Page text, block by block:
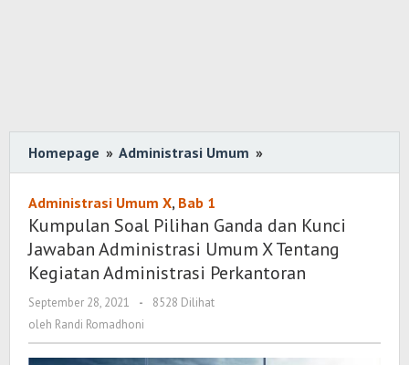
Homepage » Administrasi Umum »
Soal
Ganda
dan
Jawaban
X
Administrasi Umum X, Bab 1
Kumpulan Soal Pilihan Ganda dan Kunci
Jawaban Administrasi Umum X Tentang
Kegiatan Administrasi Perkantoran
September 28, 2021
oleh
Randi
-
8528 Dilihat
oleh Randi Romadhoni